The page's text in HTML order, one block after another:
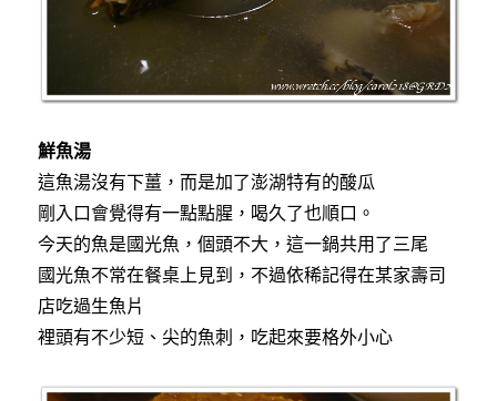
鮮魚湯
這魚湯沒有下薑，而是加了澎湖特有的酸瓜
剛入口會覺得有一點點腥，喝久了也順口。
今天的魚是國光魚，個頭不大，這一鍋共用了三尾
國光魚不常在餐桌上見到，不過依稀記得在某家壽司
店吃過生魚片
裡頭有不少短、尖的魚刺，吃起來要格外小心